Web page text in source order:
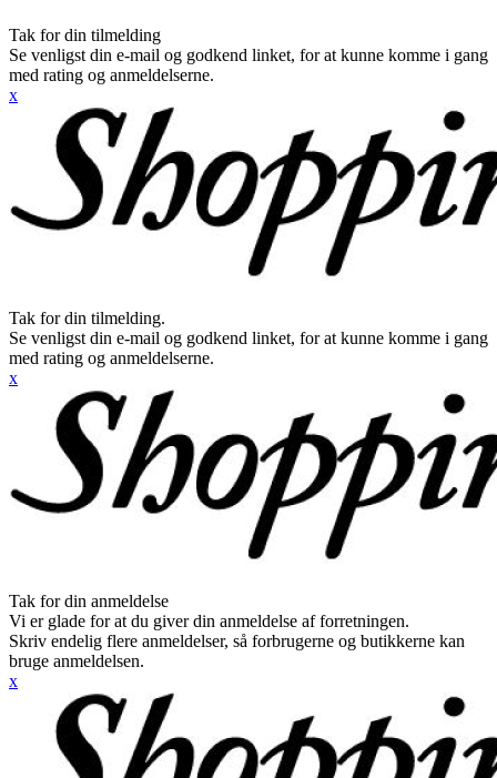
Tak for din tilmelding
Se venligst din e-mail og godkend linket, for at kunne komme i gang
med rating og anmeldelserne.
x
Tak for din tilmelding.
Se venligst din e-mail og godkend linket, for at kunne komme i gang
med rating og anmeldelserne.
x
Tak for din anmeldelse
Vi er glade for at du giver din anmeldelse af forretningen.
Skriv endelig flere anmeldelser, så forbrugerne og butikkerne kan
bruge anmeldelsen.
x